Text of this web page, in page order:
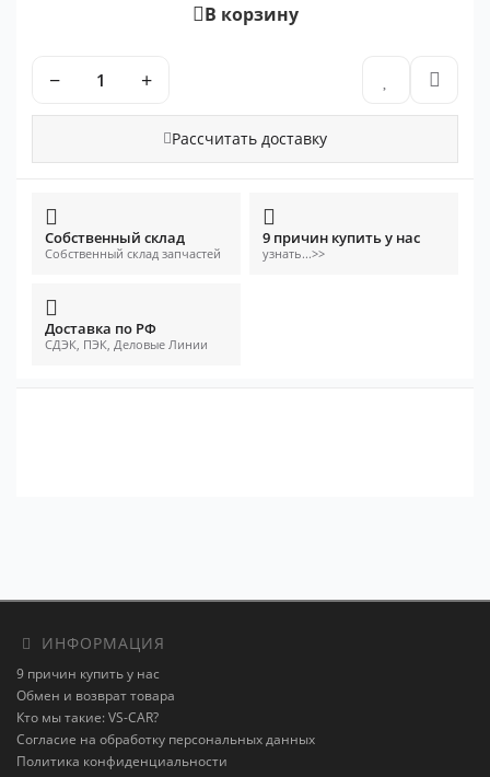
В корзину
− +
Рассчитать доставку
Собственный склад
Собственный склад запчастей
9 причин купить у нас
узнать...>>
Доставка по РФ
СДЭК, ПЭК, Деловые Линии
ИНФОРМАЦИЯ
9 причин купить у нас
Обмен и возврат товара
Кто мы такие: VS-CAR?
Согласие на обработку персональных данных
Политика конфиденциальности